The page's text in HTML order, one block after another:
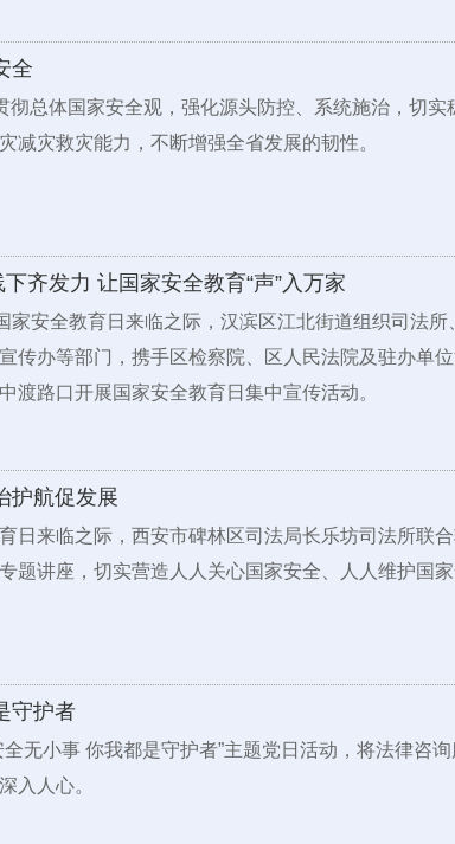
全
彻总体国家安全观，强化源头防控、系统施治，切
减灾救灾能力，不断增强全省发展的韧性。
齐发力 让国家安全教育“声”入万家
家安全教育日来临之际，汉滨区江北街道组织司法所
传办等部门，携手区检察院、区人民法院及驻办单
渡路口开展国家安全教育日集中宣传活动。
护航促发展
日来临之际，西安市碑林区司法局长乐坊司法所联
题讲座，切实营造人人关心国家安全、人人维护国家
守护者
无小事 你我都是守护者”主题党日活动，将法律咨
入人心。